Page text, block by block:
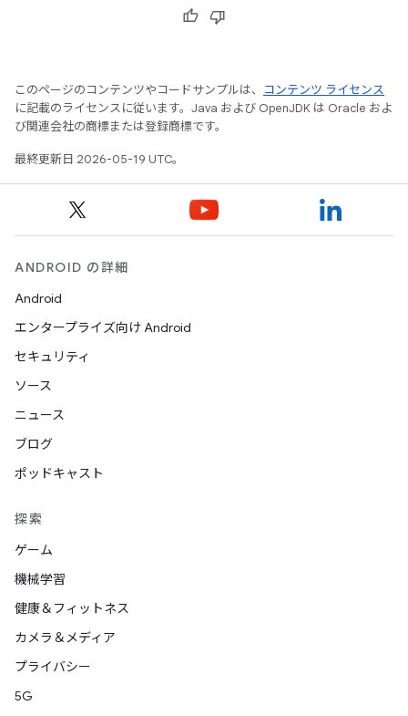
このページのコンテンツやコードサンプルは、
コンテンツ ライセンス
に記載のライセンスに従います。Java および OpenJDK は Oracle およ
び関連会社の商標または登録商標です。
最終更新日 2026-05-19 UTC。
ANDROID の詳細
Android
エンタープライズ向け Android
セキュリティ
ソース
ニュース
ブログ
ポッドキャスト
探索
ゲーム
機械学習
健康＆フィットネス
カメラ＆メディア
プライバシー
5G